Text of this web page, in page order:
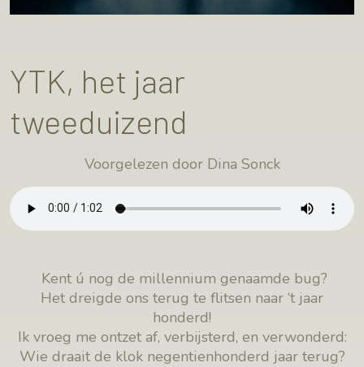
YTK, het jaar
tweeduizend
Voorgelezen door Dina Sonck
Kent ú nog de millennium genaamde bug?
Het dreigde ons terug te flitsen naar ‘t jaar
honderd!
Ik vroeg me ontzet af, verbijsterd, en verwonderd:
Wie draait de klok negentienhonderd jaar terug?